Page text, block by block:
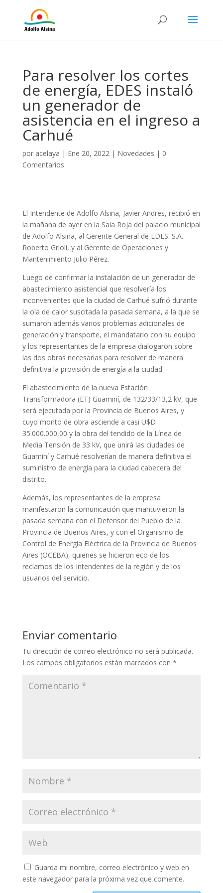
Para resolver los cortes
de energía, EDES instaló
un generador de
asistencia en el ingreso a
Carhué
por acelaya | Ene 20, 2022| Novedades | 0
Comentarios
El Intendente de Adolfo Alsina, Javier Andres, recibió en
la mañana de ayer en la Sala Roja del palacio municipal
de Adolfo Alsina, al Gerente General de EDES. S.A.
Roberto Grioli, y al Gerente de Operaciones y
Mantenimiento Julio Pérez.
Luego de confirmar la instalación de un generador de
abastecimiento asistencial que resolvería los
inconvenientes que la ciudad de Carhué sufrió durante
la ola de calor suscitada la pasada semana, a la que se
sumaron además varios problemas adicionales de
generación y transporte, el mandatario con su equipo
y los representantes de la empresa dialogaron sobre
las dos obras necesarias para resolver de manera
definitiva la provisión de energía a la ciudad.
El abastecimiento de la nueva Estación
Transformadora (ET) Guaminí, de 132/33/13,2 kV, que
será ejecutada por la Provincia de Buenos Aires, y
cuyo monto de obra asciende a casi U$D
35.000.000,00 y la obra del tendido de la Línea de
Media Tensión de 33 kV, que unirá las ciudades de
Guaminí y Carhué resolverían de manera definitiva el
suministro de energía para la ciudad cabecera del
distrito.
Además, los representantes de la empresa
manifestaron la comunicación que mantuvieron la
pasada semana con el Defensor del Pueblo de la
Provincia de Buenos Aires, y con el Organismo de
Control de Energía Eléctrica de la Provincia de Buenos
Aires (OCEBA), quienes se hicieron eco de los
reclamos de los Intendentes de la región y de los
usuarios del servicio.
Enviar comentario
Tu dirección de correo electrónico no será publicada.
Los campos obligatorios están marcados con *
Guarda mi nombre, correo electrónico y web en
este navegador para la próxima vez que comente.